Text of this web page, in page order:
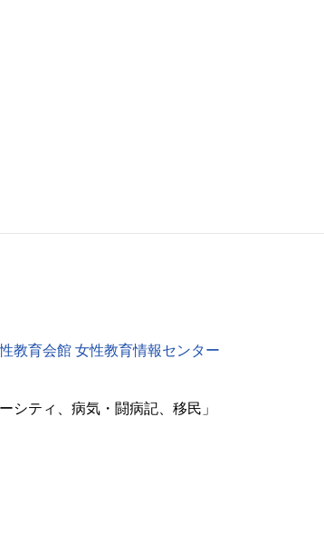
教育会館 女性教育情報センター
シティ、病気・闘病記、移民」